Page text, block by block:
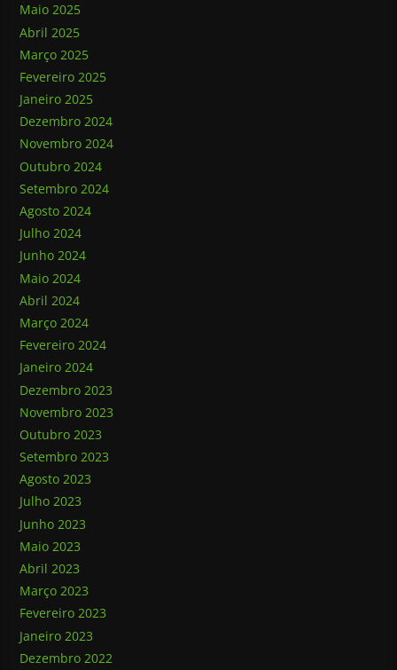
Maio 2025
Abril 2025
Março 2025
Fevereiro 2025
Janeiro 2025
Dezembro 2024
Novembro 2024
Outubro 2024
Setembro 2024
Agosto 2024
Julho 2024
Junho 2024
Maio 2024
Abril 2024
Março 2024
Fevereiro 2024
Janeiro 2024
Dezembro 2023
Novembro 2023
Outubro 2023
Setembro 2023
Agosto 2023
Julho 2023
Junho 2023
Maio 2023
Abril 2023
Março 2023
Fevereiro 2023
Janeiro 2023
Dezembro 2022